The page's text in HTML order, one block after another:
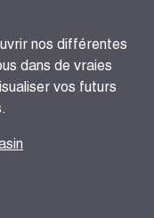
nos différentes
dans de vraies
vos futurs